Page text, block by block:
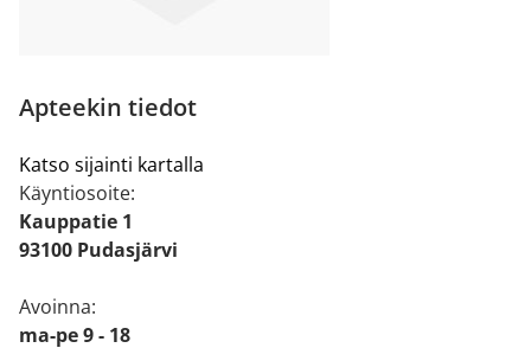
Apteekin tiedot
Katso sijainti kartalla
Käyntiosoite:
Kauppatie 1
93100 Pudasjärvi
Avoinna:
ma-pe 9 - 18